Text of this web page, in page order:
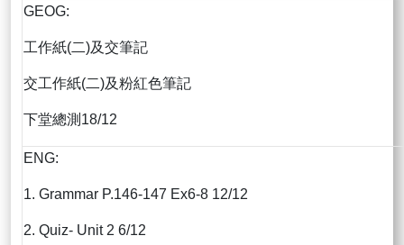
GEOG:
工作紙(二)及交筆記
交工作紙(二)及粉紅色筆記
下堂總測18/12
ENG:
1. Grammar P.146-147 Ex6-8 12/12
2. Quiz- Unit 2 6/12